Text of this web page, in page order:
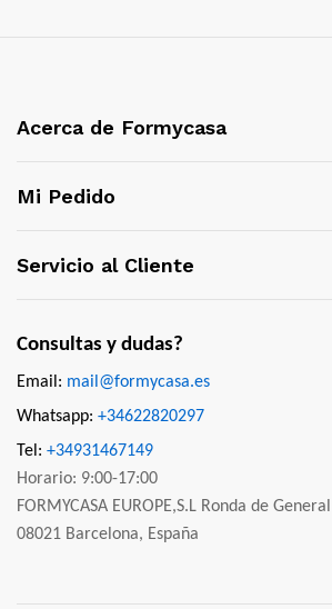
Acerca de Formycasa
Mi Pedido
Servicio al Cliente
Consultas y dudas?
Email: mail@formycasa.es
Whatsapp: +34622820297
Tel: +34931467149
Horario: 9:00-17:00
FORMYCASA EUROPE,S.L Ronda de
08021 Barcelona, España